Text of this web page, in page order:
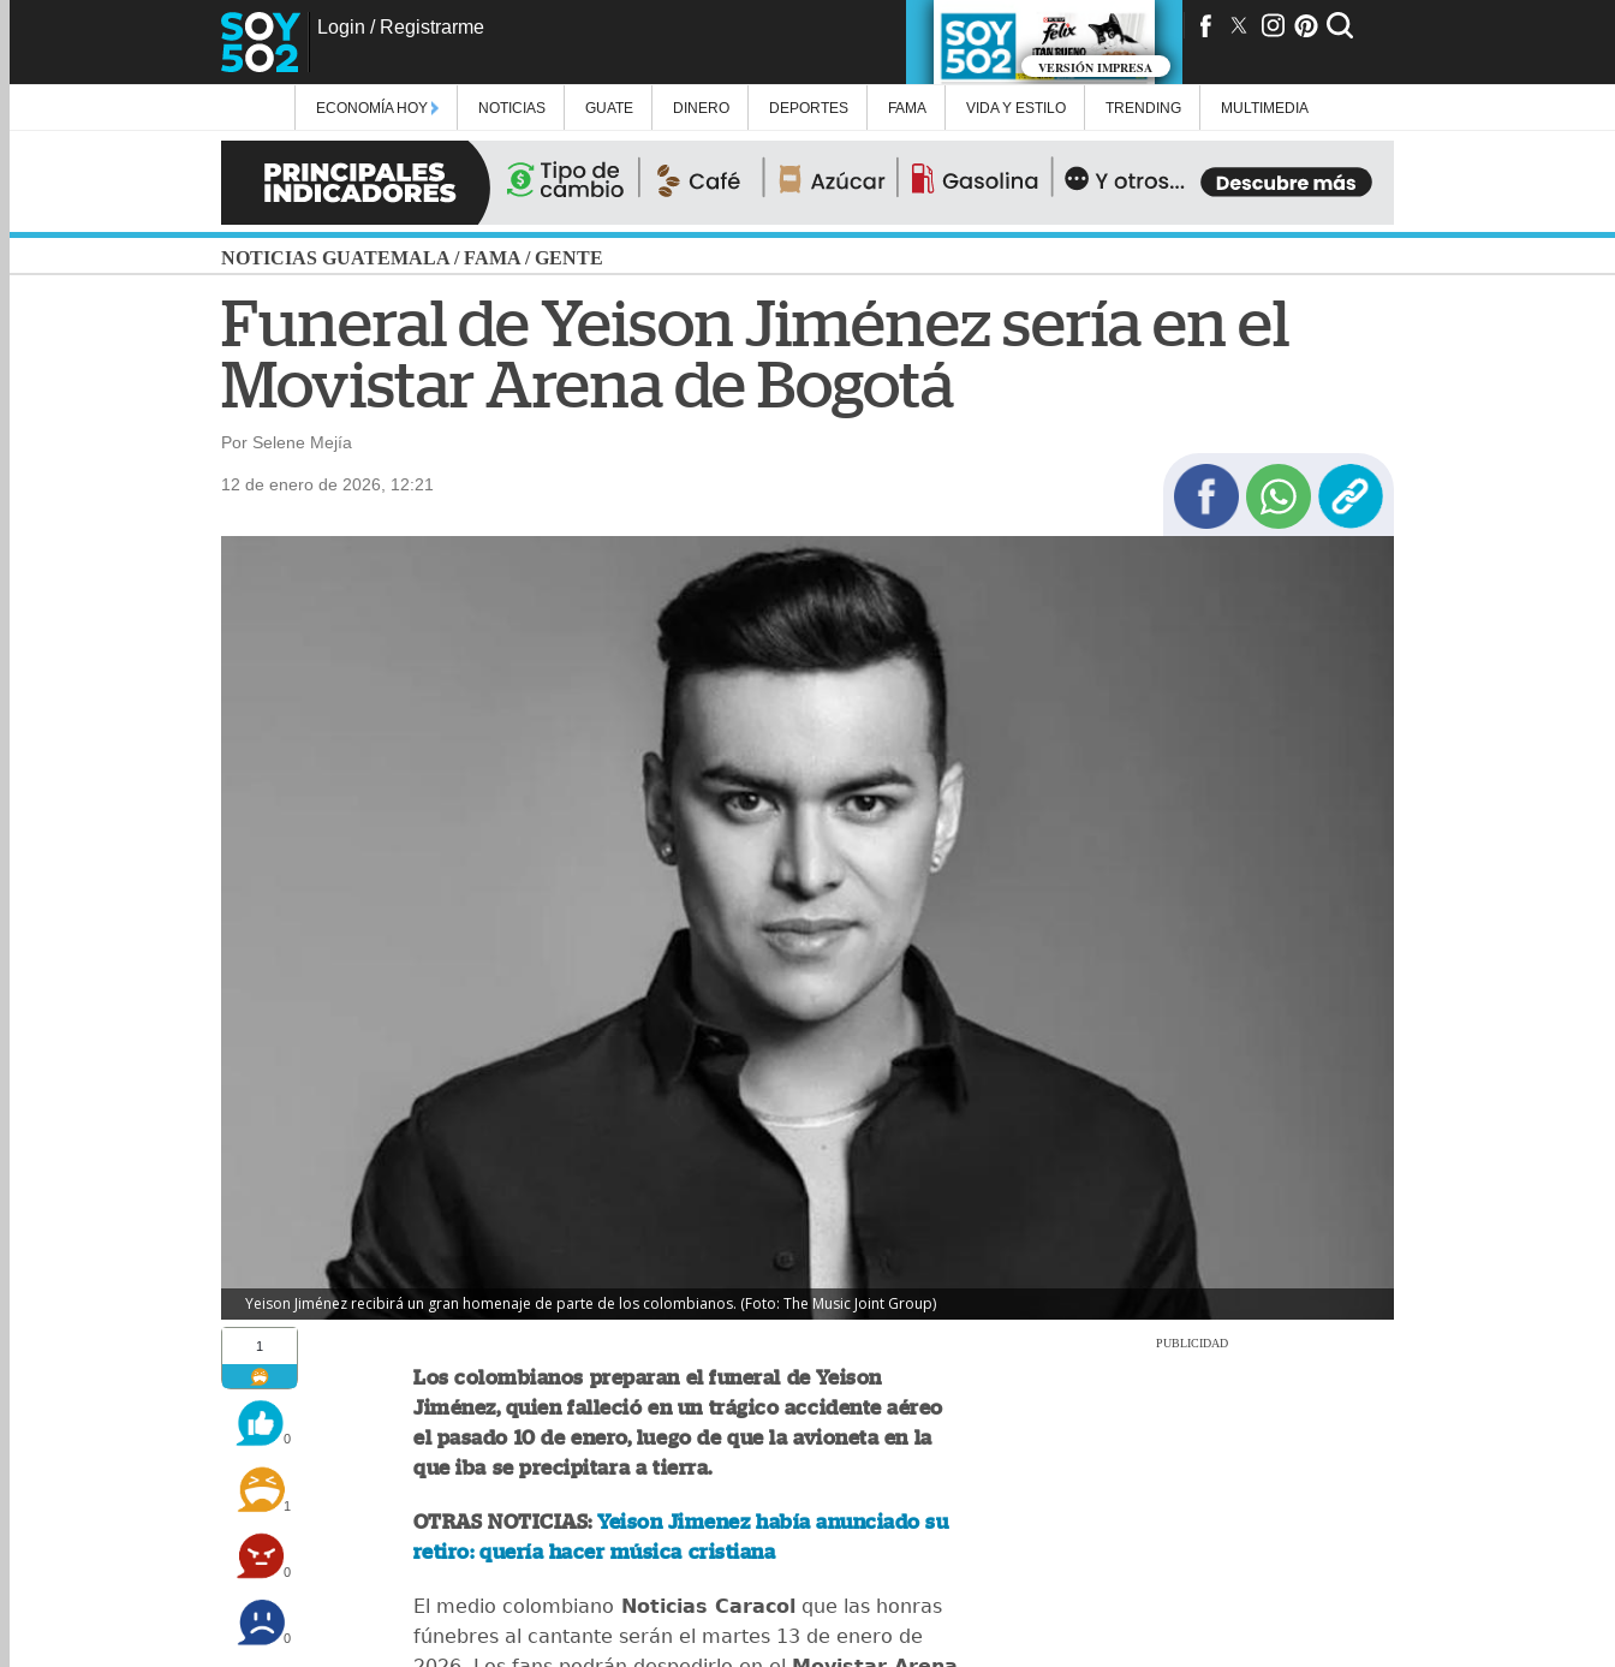
Login / Registrarme
VERSIÓN IMPRESA
ECONOMÍA HOY NOTICIAS GUATE DINERO DEPORTES FAMA VIDA Y ESTILO TRENDING MULTIMEDIA
NOTICIAS GUATEMALA /FAMA /GENTE
Funeral de Yeison Jiménez sería en el
Movistar Arena de Bogotá
Por Selene Mejía
12 de enero de 2026, 12:21
Yeison Jiménez recibirá un gran homenaje de parte de los colombianos. (Foto: The Music Joint Group)
1
0
1
0
0
Los colombianos preparan el funeral de Yeison
Jiménez, quien falleció en un trágico accidente aéreo
el pasado 10 de enero, luego de que la avioneta en la
que iba se precipitara a tierra.
OTRAS NOTICIAS:Yeison Jimenez había anunciado su
retiro: quería hacer música cristiana
El medio colombiano Noticias Caracol que las honras
fúnebres al cantante serán el martes 13 de enero de
PUBLICIDAD